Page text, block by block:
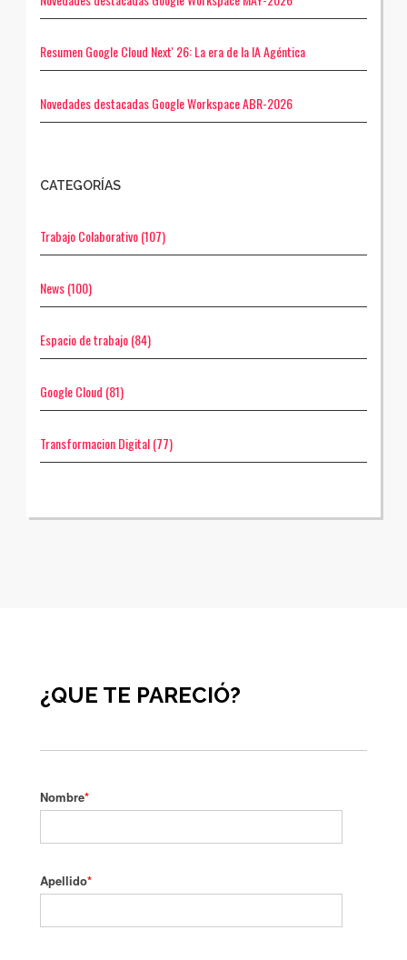
Resumen Google Cloud Next' 26: La era de la IA Agéntica
Novedades destacadas Google Workspace ABR-2026
CATEGORÍAS
Trabajo Colaborativo(107)
News(100)
Espacio de trabajo(84)
Google Cloud (81)
Transformacion Digital(77)
¿QUE TE PARECIÓ?
Nombre*
Apellido*